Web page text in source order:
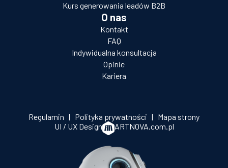
Kurs generowania leadów B2B
O nas
Kontakt
FAQ
Indywidualna konsultacja
Opinie
Kariera
Regulamin | Polityka prywatności | Mapa strony
UI / UX Design
ARTNOVA.com.pl